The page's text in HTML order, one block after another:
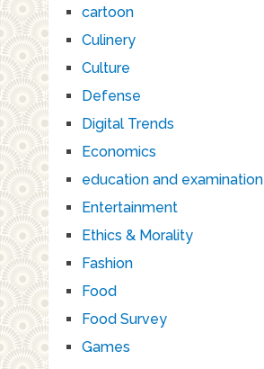
cartoon
Culinery
Culture
Defense
Digital Trends
Economics
education and examination
Entertainment
Ethics & Morality
Fashion
Food
Food Survey
Games